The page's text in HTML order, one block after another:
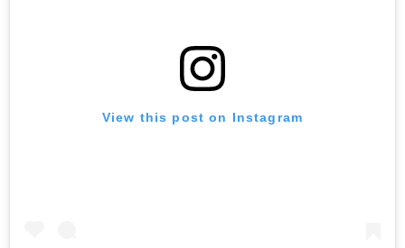
View this post on Instagram